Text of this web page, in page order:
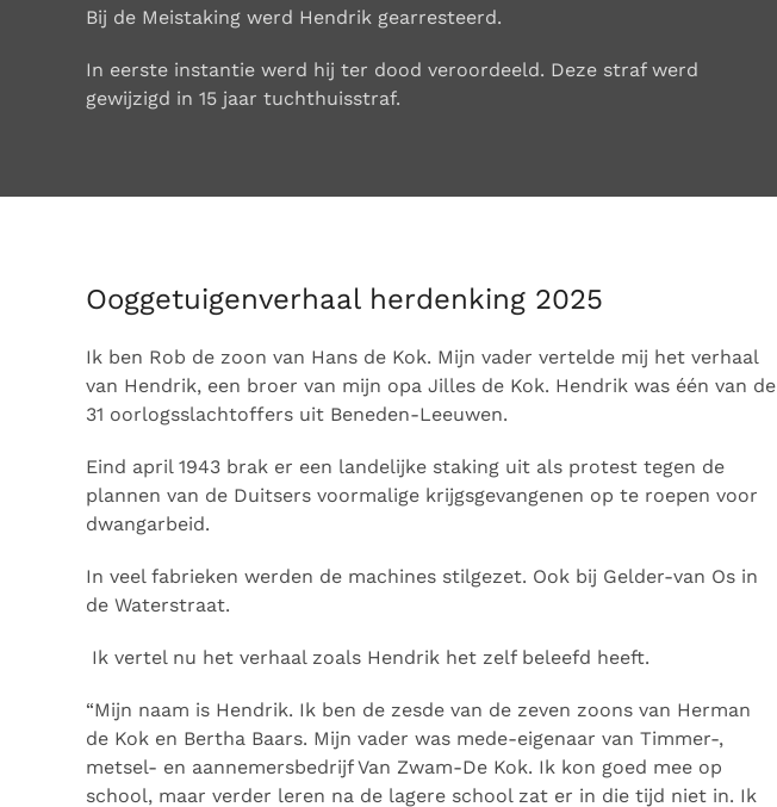
Bij de Meistaking werd Hendrik gearresteerd.
In eerste instantie werd hij ter dood veroordeeld. Deze straf werd
gewijzigd in 15 jaar tuchthuisstraf.
Ooggetuigenverhaal herdenking 2025
Ik ben Rob de zoon van Hans de Kok. Mijn vader vertelde mij het verhaal
van Hendrik, een broer van mijn opa Jilles de Kok. Hendrik was één van de
31 oorlogsslachtoffers uit Beneden-Leeuwen.
Eind april 1943 brak er een landelijke staking uit als protest tegen de
plannen van de Duitsers voormalige krijgsgevangenen op te roepen voor
dwangarbeid.
In veel fabrieken werden de machines stilgezet. Ook bij Gelder-van Os in
de Waterstraat.
Ik vertel nu het verhaal zoals Hendrik het zelf beleefd heeft.
“Mijn naam is Hendrik. Ik ben de zesde van de zeven zoons van Herman
de Kok en Bertha Baars. Mijn vader was mede-eigenaar van Timmer-,
metsel- en aannemersbedrijf Van Zwam-De Kok. Ik kon goed mee op
school, maar verder leren na de lagere school zat er in die tijd niet in. Ik